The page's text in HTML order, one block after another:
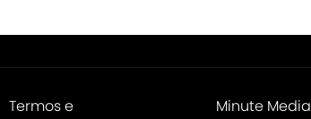
Termos e
Minute Media